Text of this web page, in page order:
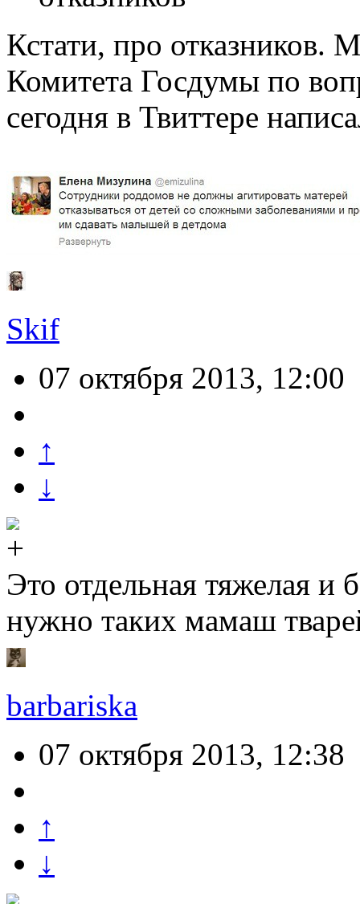
Кстати, про отказников.
Комитета Госдумы по
сегодня в Твиттере
Skif
07 октября 2013, 12:00
↑
↓
Это отдельная тяжелая и
нужно таких мамаш
barbariska
07 октября 2013, 12:38
↑
↓